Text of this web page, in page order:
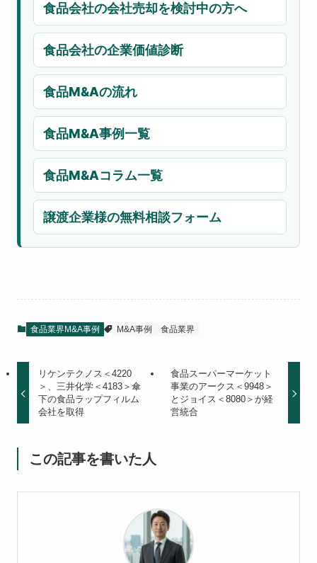
食品会社の会社売却を検討中の方へ
食品会社の企業価値診断
食品M&Aの流れ
食品M&A事例一覧
食品M&Aコラム一覧
譲渡企業様の無料相談フォーム
食品業界M&A事例 M&A事例 食品業界
リケンテクノス＜4220
＞、三井化学＜4183＞傘
下の食品ラップフィルム
会社を取得
食品スーパーマーケット
事業のアークス＜9948＞
とジョイス＜8080＞が経
営統合
この記事を書いた人